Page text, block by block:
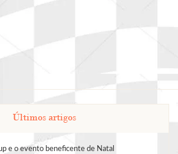
Últimos artigos
e o evento beneficente de Natal